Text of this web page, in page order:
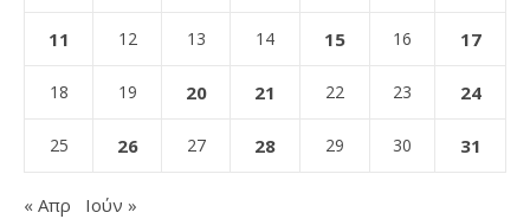
11 12 13 14 15 16 17
18 19 20 21 22 23 24
25 26 27 28 29 30 31
« Απρ Ιούν »